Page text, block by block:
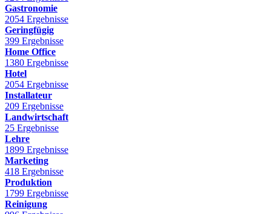
Gastronomie
2054 Ergebnisse
Geringfügig
399 Ergebnisse
Home Office
1380 Ergebnisse
Hotel
2054 Ergebnisse
Installateur
209 Ergebnisse
Landwirtschaft
25 Ergebnisse
Lehre
1899 Ergebnisse
Marketing
418 Ergebnisse
Produktion
1799 Ergebnisse
Reinigung